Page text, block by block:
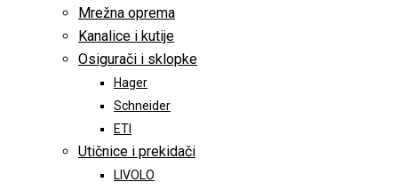
Mrežna oprema
Kanalice i kutije
Osigurači i sklopke
Hager
Schneider
ETI
Utičnice i prekidači
LIVOLO